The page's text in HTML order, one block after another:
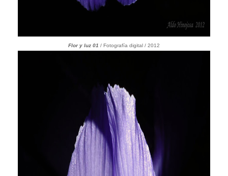
Flor y luz 01 / Fotografía digital / 2012